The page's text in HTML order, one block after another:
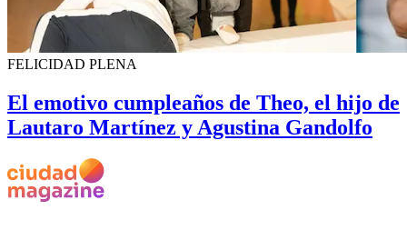
FELICIDAD PLENA
El emotivo cumpleaños de Theo, el hijo de
Lautaro Martínez y Agustina Gandolfo